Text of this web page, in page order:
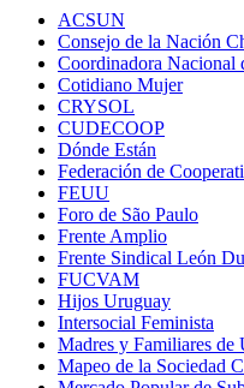
ACSUN
Consejo de la Nación
Coordinadora Nacional
Cotidiano Mujer
CRYSOL
CUDECOOP
Dónde Están
Federación de
FEUU
Foro de São Paulo
Frente Amplio
Frente Sindical León
FUCVAM
Hijos Uruguay
Intersocial Feminista
Madres y Familiares de
Mapeo de la Sociedad